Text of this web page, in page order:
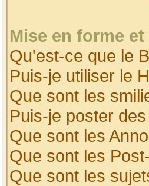
Mise en forme
Qu'est-ce que le
Puis-je utiliser le
Que sont les
Puis-je poster
Que sont les
Que sont les
Que sont les